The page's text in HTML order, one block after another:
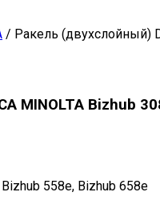
/ Ракель (двухслойный)
MINOLTA Bizhub
558e, Bizhub 658e